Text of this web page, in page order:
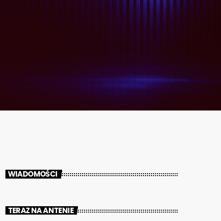
WIADOMOŚCI
TERAZ NA ANTENIE